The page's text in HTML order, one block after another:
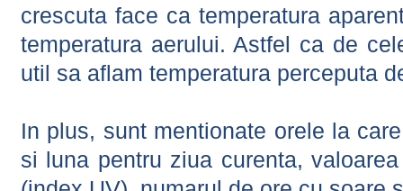
crescuta face ca temperatura
temperatura aerului. Astfel ca de
util sa aflam temperatura perceputa
In plus, sunt mentionate orele la
si luna pentru ziua curenta,